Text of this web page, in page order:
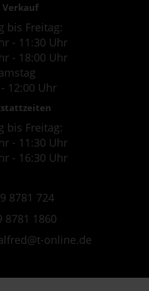
bis Freitag:
- 11:30 Uhr
- 18:00 Uhr
12:00 Uhr
bis Freitag:
- 11:30 Uhr
- 16:30 Uhr
8781 724
8781 1860
online.de